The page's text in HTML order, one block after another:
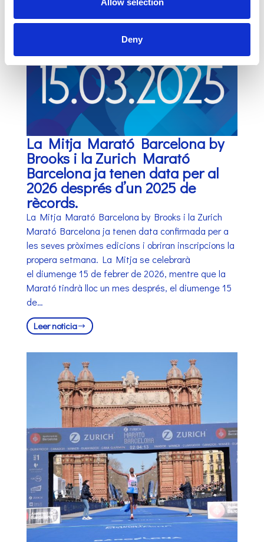
Deny
La Mitja Marató Barcelona by
Brooks i la Zurich Marató
Barcelona ja tenen data per al
2026 després d’un 2025 de
rècords.
La Mitja Marató Barcelona by Brooks i la Zurich
Marató Barcelona ja tenen data confirmada per a
les seves pròximes edicions i obriran inscripcions la
propera setmana. La Mitja se celebrarà
el diumenge 15 de febrer de 2026, mentre que la
Marató tindrà lloc un mes després, el diumenge 15
de…
Leer noticia